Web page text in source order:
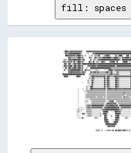
fill: spaces